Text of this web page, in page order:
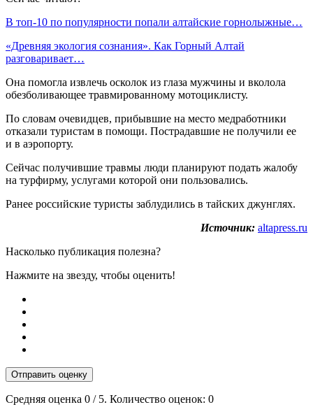
В топ-10 по популярности попали алтайские горнолыжные…
«Древняя экология сознания». Как Горный Алтай
разговаривает…
Она помогла извлечь осколок из глаза мужчины и вколола
обезболивающее травмированному мотоциклисту.
По словам очевидцев, прибывшие на место медработники
отказали туристам в помощи. Пострадавшие не получили ее
и в аэропорту.
Сейчас получившие травмы люди планируют подать жалобу
на турфирму, услугами которой они пользовались.
Ранее российские туристы заблудились в тайских джунглях.
Источник: altapress.ru
Насколько публикация полезна?
Нажмите на звезду, чтобы оценить!
Отправить оценку
Средняя оценка 0 / 5. Количество оценок: 0